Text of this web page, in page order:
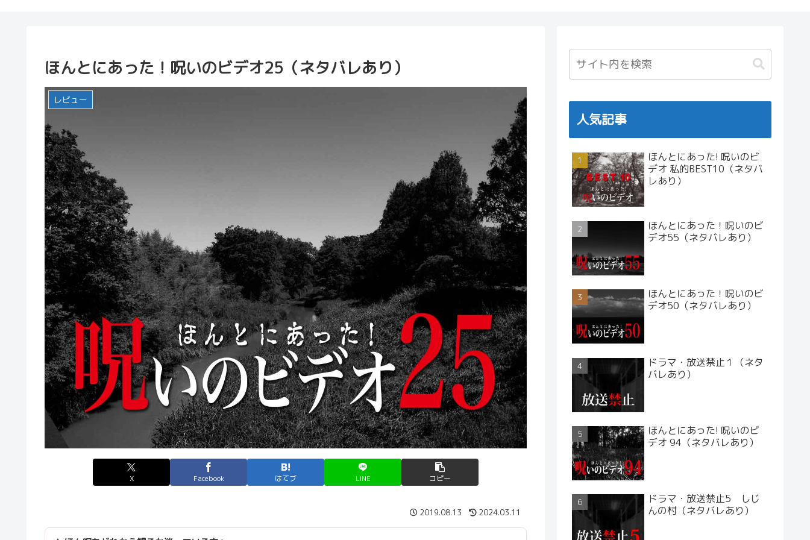
ほんとにあった！呪いのビデオ25（ネタバレあり）
レビュー
X Facebook はてブ LINE コピー
2019.08.13 2024.03.11
人気記事
ほんとにあった! 呪いのビ
デオ 私的BEST10（ネタバ
レあり）
ほんとにあった！呪いのビ
デオ55（ネタバレあり）
ほんとにあった！呪いのビ
デオ50（ネタバレあり）
ドラマ・放送禁止１（ネタ
バレあり）
ほんとにあった! 呪いのビ
デオ 94（ネタバレあり）
ドラマ・放送禁止5 しじ
んの村（ネタバレあり）